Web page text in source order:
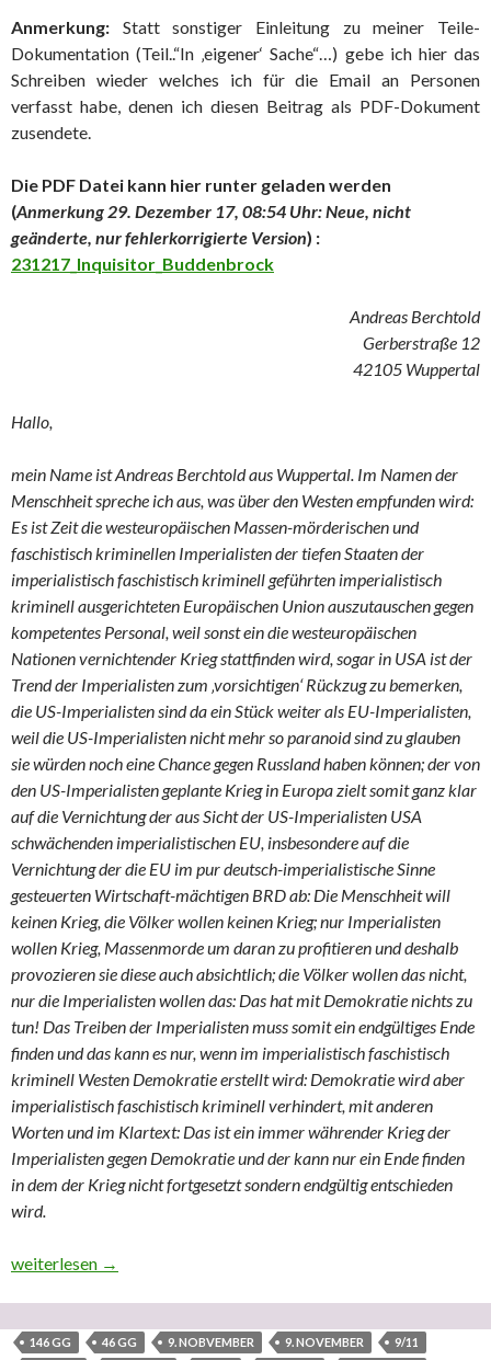
Anmerkung: Statt sonstiger Einleitung zu meiner Teile-
Dokumentation (Teil..“In ‚eigener‘ Sache“…) gebe ich hier das
Schreiben wieder welches ich für die Email an Personen
verfasst habe, denen ich diesen Beitrag als PDF-Dokument
zusendete.
Die PDF Datei kann hier runter geladen werden
(Anmerkung 29. Dezember 17, 08:54 Uhr: Neue, nicht
geänderte, nur fehlerkorrigierte Version) :
231217_Inquisitor_Buddenbrock
Andreas Berchtold
Gerberstraße 12
42105 Wuppertal
Hallo,
mein Name ist Andreas Berchtold aus Wuppertal. Im Namen der
Menschheit spreche ich aus, was über den Westen empfunden wird:
Es ist Zeit die westeuropäischen Massen-mörderischen und
faschistisch kriminellen Imperialisten der tiefen Staaten der
imperialistisch faschistisch kriminell geführten imperialistisch
kriminell ausgerichteten Europäischen Union auszutauschen gegen
kompetentes Personal, weil sonst ein die westeuropäischen
Nationen vernichtender Krieg stattfinden wird, sogar in USA ist der
Trend der Imperialisten zum ‚vorsichtigen‘ Rückzug zu bemerken,
die US-Imperialisten sind da ein Stück weiter als EU-Imperialisten,
weil die US-Imperialisten nicht mehr so paranoid sind zu glauben
sie würden noch eine Chance gegen Russland haben können; der von
den US-Imperialisten geplante Krieg in Europa zielt somit ganz klar
auf die Vernichtung der aus Sicht der US-Imperialisten USA
schwächenden imperialistischen EU, insbesondere auf die
Vernichtung der die EU im pur deutsch-imperialistische Sinne
gesteuerten Wirtschaft-mächtigen BRD ab: Die Menschheit will
keinen Krieg, die Völker wollen keinen Krieg; nur Imperialisten
wollen Krieg, Massenmorde um daran zu profitieren und deshalb
provozieren sie diese auch absichtlich; die Völker wollen das nicht,
nur die Imperialisten wollen das: Das hat mit Demokratie nichts zu
tun! Das Treiben der Imperialisten muss somit ein endgültiges Ende
finden und das kann es nur, wenn im imperialistisch faschistisch
kriminell Westen Demokratie erstellt wird: Demokratie wird aber
imperialistisch faschistisch kriminell verhindert, mit anderen
Worten und im Klartext: Das ist ein immer währender Krieg der
Imperialisten gegen Demokratie und der kann nur ein Ende finden
in dem der Krieg nicht fortgesetzt sondern endgültig entschieden
wird.
Teil 10 “In ‘eigener’ Sache” (neunter ausgelagerter
weiterlesen →
146 GG 46 GG 9. NOBVEMBER 9. NOVEMBER
9/11